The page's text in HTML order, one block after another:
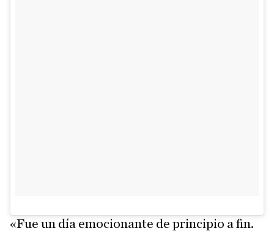
«Fue un día emocionante de principio a fin.